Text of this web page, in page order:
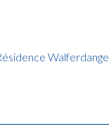
Walferdange